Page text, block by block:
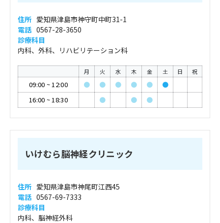
住所 愛知県津島市神守町中町31-1
電話 0567-28-3650
診療科目
内科、外科、リハビリテーション科
月 火 水 木 金 土 日 祝
09:00 ~12:00 ● ● ● ● ●
●
16:00 ~18:30 ● ● ●
いけむら脳神経クリニック
住所 愛知県津島市神尾町江西45
電話 0567-69-7333
診療科目
内科、脳神経外科